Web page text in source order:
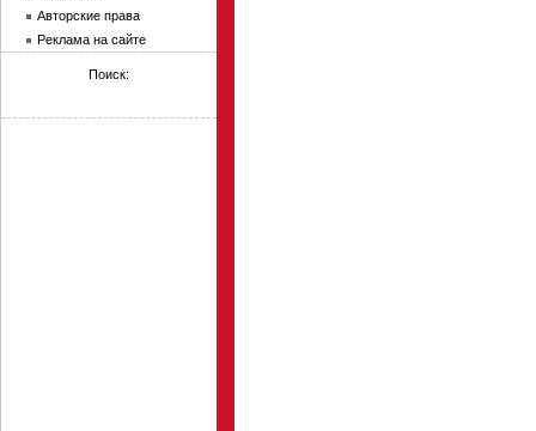
Авторские права
Реклама на сайте
Поиск: